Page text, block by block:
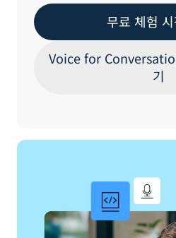
무료 체험
Voice for
기